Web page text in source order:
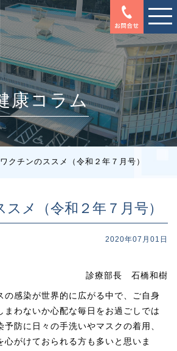
康コラム
ワクチンのススメ（令和２年７月号）
メ（令和２年７月号）
2020年07月01日
診療部長 石橋和樹
感染が世界的に広がる中で、ご自身
まわないか心配な毎日をお過ごしでは
防に日々の手洗いやマスクの着用、
心がけておられる方も多いと思いま